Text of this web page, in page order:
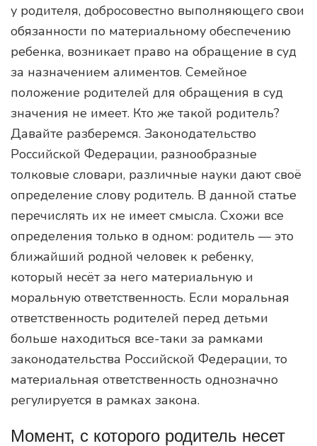
у родителя, добросовестно выполняющего свои
обязанности по материальному обеспечению
ребенка, возникает право на обращение в суд
за назначением алиментов. Семейное
положение родителей для обращения в суд
значения не имеет. Кто же такой родитель?
Давайте разберемся. Законодательство
Российской Федерации, разнообразные
толковые словари, различные науки дают своё
определение слову родитель. В данной статье
перечислять их не имеет смысла. Схожи все
определения только в одном: родитель — это
ближайший родной человек к ребенку,
который несёт за него материальную и
моральную ответственность. Если моральная
ответственность родителей перед детьми
больше находиться все-таки за рамками
законодательства Российской Федерации, то
материальная ответственность однозначно
регулируется в рамках закона.
Момент, с которого родитель несет